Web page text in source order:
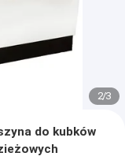
2/3
do kubków